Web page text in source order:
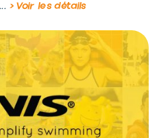
> Voir les détails